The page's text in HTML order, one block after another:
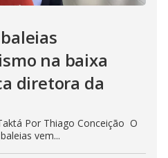
na baixa
diretora da
Por Thiago Conceição O
vem...